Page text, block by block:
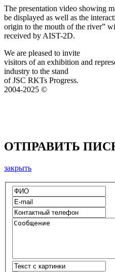
The presentation video showing
be displayed as well as the
origin to the mouth of the river”
received by AIST-2D.
We are pleased to invite
visitors of an exhibition and
industry to the stand
of JSC RKTs Progress.
2004-2025 ©
ОТПРАВИТЬ
закрыть